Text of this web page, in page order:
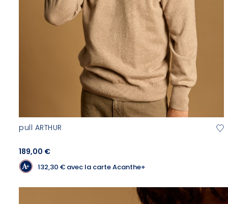
pull ARTHUR
189,00 €
132,30 € avec la carte Acanthe+